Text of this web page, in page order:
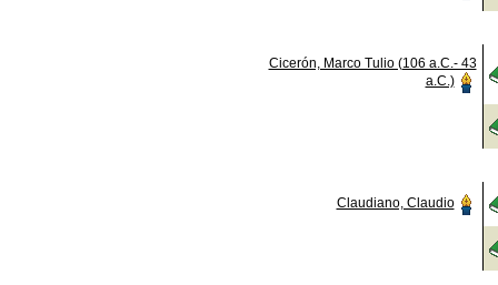
Cicerón, Marco Tulio (106 a.C.- 43
a.C.)
Claudiano, Claudio